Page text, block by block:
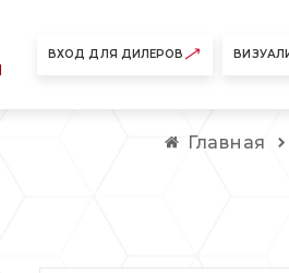
ВХОД ДЛЯ ДИЛЕРОВ
Главная